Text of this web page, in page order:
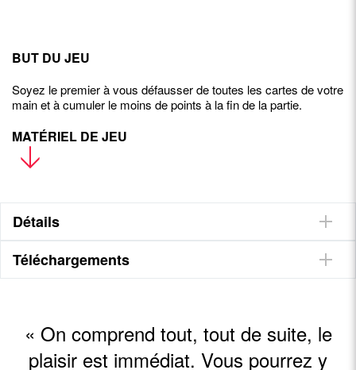
BUT DU JEU
Soyez le premier à vous défausser de toutes les cartes de votre
main et à cumuler le moins de points à la fin de la partie.
MATÉRIEL DE JEU
54cartes numérotées de 1 à 9 en 6 couleurs
Es-tu game ?
Videorègles
Détails
Téléchargements
« On comprend tout, tout de suite, le
plaisir est immédiat. Vous pourrez y